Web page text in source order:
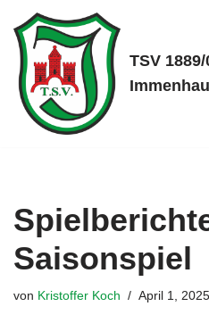
Zum
Inhalt
springen
TSV 1889/
Saisonspiel
von Kristoffer Koch April 1, 2025